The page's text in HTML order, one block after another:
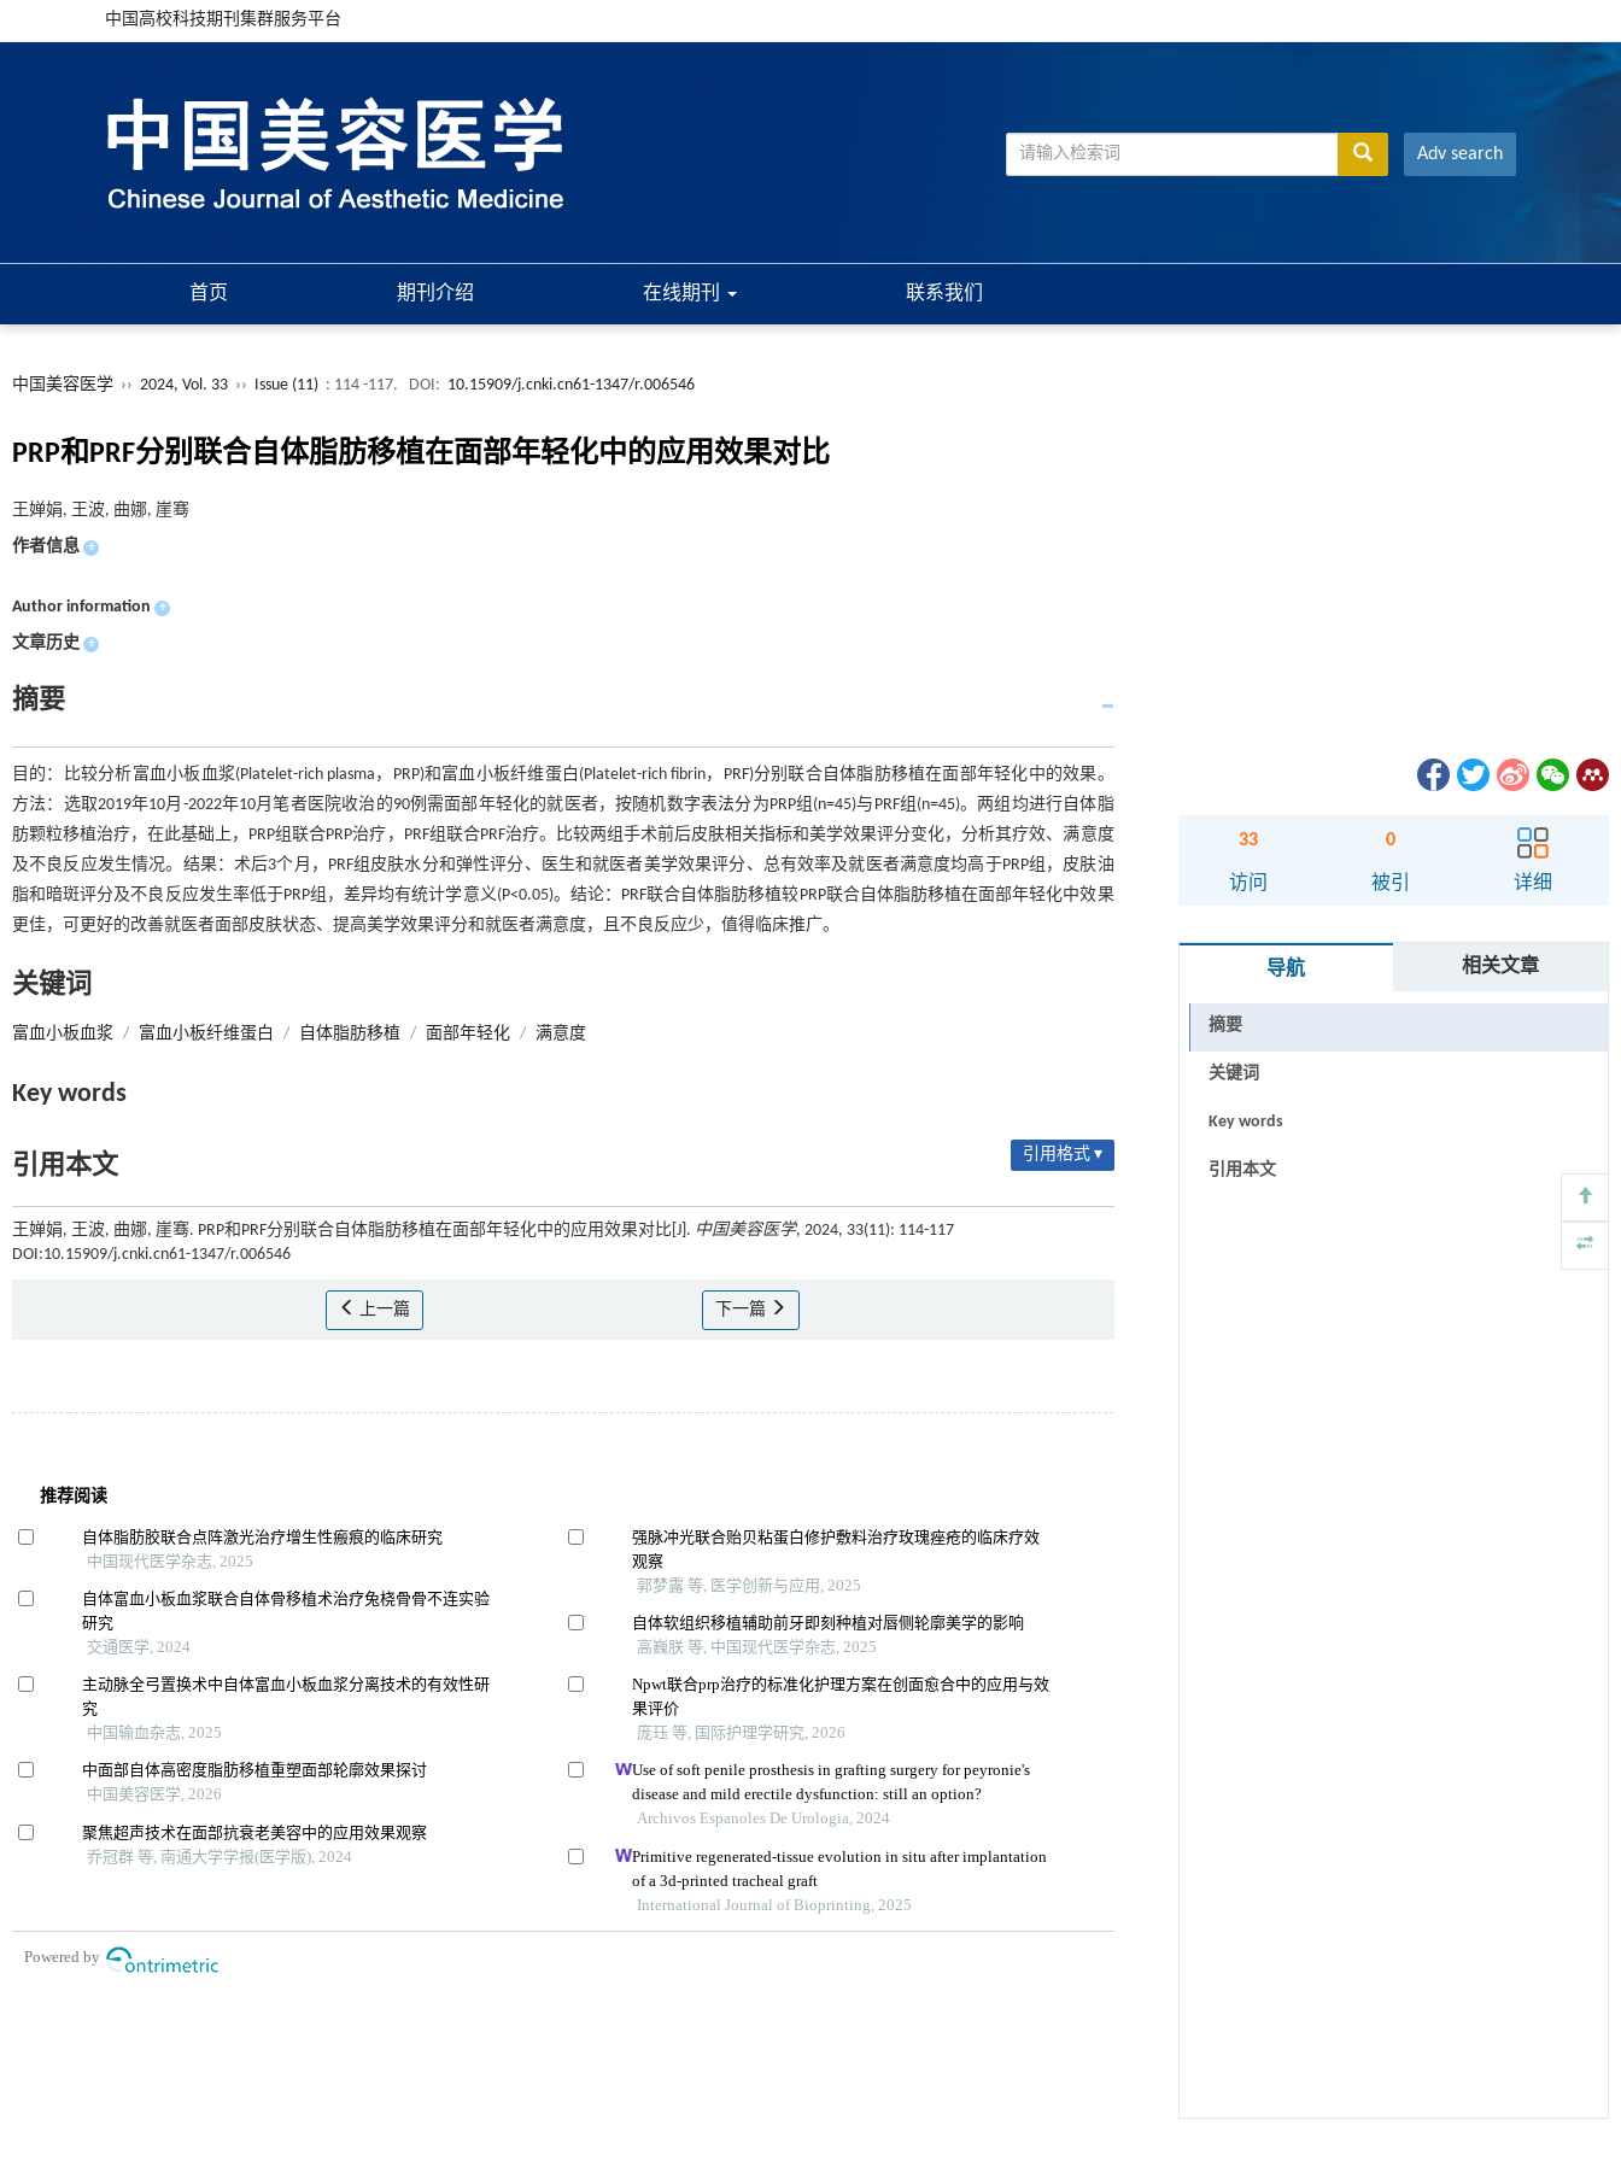
中国高校科技期刊集群服务平台
Adv search
首页 期刊介绍 在线期刊 联系我们
中国美容医学 ›› 2024, Vol. 33 ›› Issue (11) : 114 -117. DOI: 10.15909/j.cnki.cn61-1347/r.006546
PRP和PRF分别联合自体脂肪移植在面部年轻化中的应用效果对比
王婵娟, 王波, 曲娜, 崖骞
作者信息 +
Author information +
文章历史 +
摘要
目的：比较分析富血小板血浆(Platelet-rich plasma，PRP)和富血小板纤维蛋白(Platelet-rich fibrin，PRF)分别联合自体脂肪移植在面部年轻化中的效果。
方法：选取2019年10月-2022年10月笔者医院收治的90例需面部年轻化的就医者，按随机数字表法分为PRP组(n=45)与PRF组(n=45)。两组均进行自体脂
肪颗粒移植治疗，在此基础上，PRP组联合PRP治疗，PRF组联合PRF治疗。比较两组手术前后皮肤相关指标和美学效果评分变化，分析其疗效、满意度
及不良反应发生情况。结果：术后3个月，PRF组皮肤水分和弹性评分、医生和就医者美学效果评分、总有效率及就医者满意度均高于PRP组，皮肤油
脂和暗斑评分及不良反应发生率低于PRP组，差异均有统计学意义(P<0.05)。结论：PRF联合自体脂肪移植较PRP联合自体脂肪移植在面部年轻化中效果
更佳，可更好的改善就医者面部皮肤状态、提高美学效果评分和就医者满意度，且不良反应少，值得临床推广。
关键词
富血小板血浆 / 富血小板纤维蛋白 / 自体脂肪移植 / 面部年轻化 / 满意度
Key words
引用本文 引用格式 ▾
王婵娟, 王波, 曲娜, 崖骞. PRP和PRF分别联合自体脂肪移植在面部年轻化中的应用效果对比[J]. 中国美容医学, 2024, 33(11): 114-117
DOI:10.15909/j.cnki.cn61-1347/r.006546
上一篇 下一篇
33
访问
0
被引 详细
导航 相关文章
摘要
关键词
Key words
引用本文